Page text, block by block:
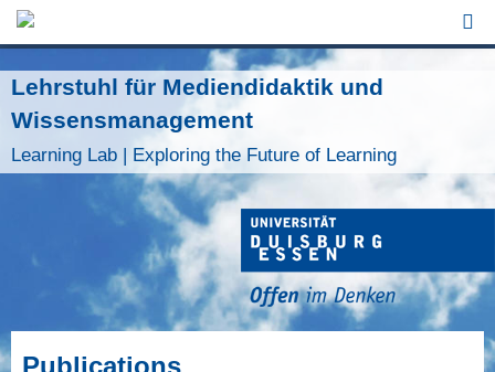
Jump to Navigation
Lehrstuhl für Mediendidaktik und
Wissensmanagement
Learning Lab | Exploring the Future of Learning
Publications